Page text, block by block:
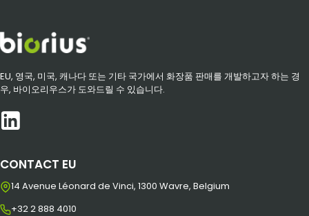
EU, 영국, 미국, 캐나다 또는 기타 국가에서 화장품 판매를 개발하고자 하는 경
우, 바이오리우스가 도와드릴 수 있습니다.
CONTACT EU
14 Avenue Léonard de Vinci, 1300 Wavre, Belgium
+32 2 888 4010